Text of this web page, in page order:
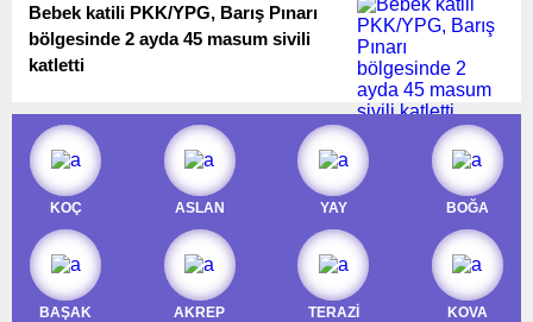
Bebek katili PKK/YPG, Barış Pınarı
bölgesinde 2 ayda 45 masum sivili
katletti
KOÇ ASLAN YAY BOĞA
BAŞAK AKREP TERAZİ KOVA